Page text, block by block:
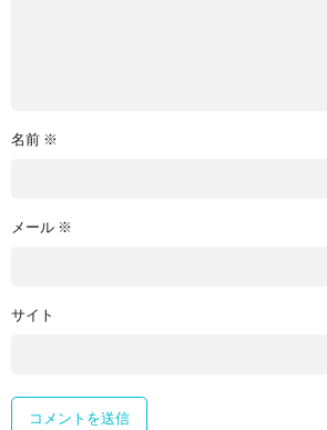
名前 ※
メール ※
サイト